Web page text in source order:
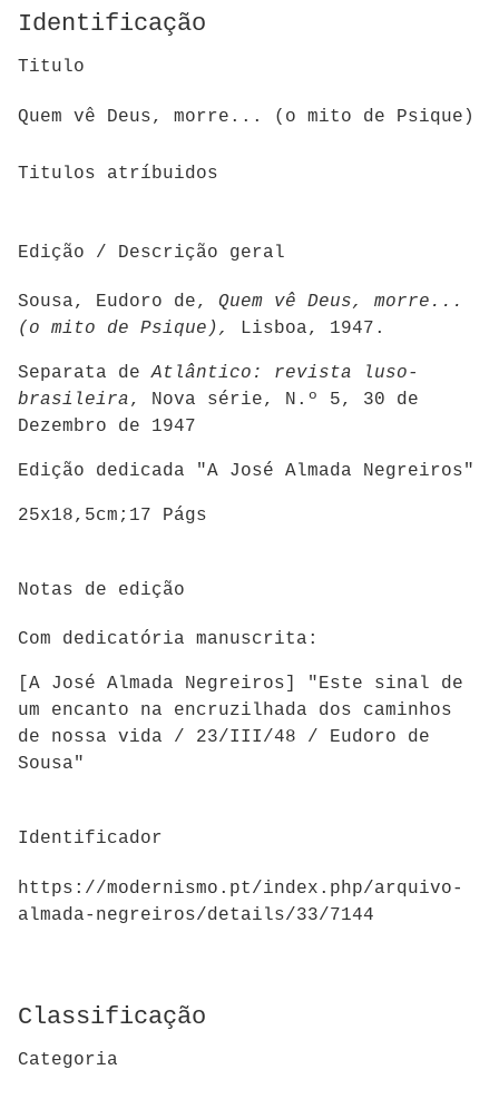
Identificação
Titulo
Quem vê Deus, morre... (o mito de Psique)
Titulos atríbuidos
Edição / Descrição geral
Sousa, Eudoro de, Quem vê Deus, morre...
(o mito de Psique), Lisboa, 1947.
Separata deAtlântico: revista luso-
brasileira, Nova série, N.º 5, 30 de
Dezembro de 1947
Edição dedicada "A José Almada Negreiros"
25x18,5cm;17 Págs
Notas de edição
Com dedicatória manuscrita:
[A José Almada Negreiros] "Este sinal de
um encanto na encruzilhada dos caminhos
de nossa vida / 23/III/48 / Eudoro de
Sousa"
Identificador
https://modernismo.pt/index.php/arquivo-
almada-negreiros/details/33/7144
Classificação
Categoria